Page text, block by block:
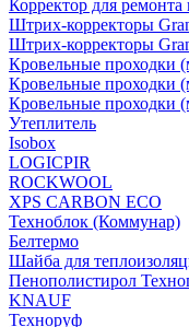
Корректор для
Штрих-корректоры
Штрих-корректоры
Кровельные проходки
Кровельные проходки
Кровельные проходки
Утеплитель
Isobox
LOGICPIR
ROCKWOOL
XPS CARBON ECO
Техноблок (Коммунар)
Белтермо
Шайба для
Пенополистирол
KNАUF
Технoруф